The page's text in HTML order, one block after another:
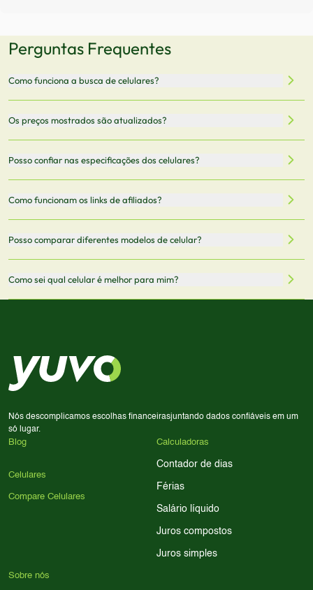
Perguntas Frequentes
Como funciona a busca de celulares?
armazenamento, memória RAM, bateria e conectividade
5G.
Os preços mostrados são atualizados?
vendedor antes de finalizar sua compra.
Posso confiar nas especificações dos celulares?
informações mais recentes de cada modelo.
Como funcionam os links de afiliados?
comissão sem custo adicional para você.
Posso comparar diferentes modelos de celular?
Sim! Você pode selecionar até 3 celulares para comparar
Como sei qual celular é melhor para mim?
processador e bateria são essenciais. Use nossos filtros
para encontrar o celular ideal.
Nós descomplicamos escolhas financeirasjuntando dados confiáveis em um
só lugar.
Blog
Celulares
Compare Celulares
Calculadoras
Contador de dias
Férias
Salário líquido
Juros compostos
Juros simples
Sobre nós